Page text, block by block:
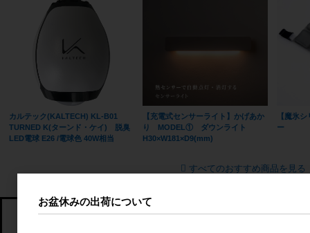
カルテック(KALTECH) KL-B01
TURNED K(ターンド・ケイ) 脱臭
LED電球 E26 /電球色 40W相当
【充電式センサーライト】かげあか
り MODEL① ダウンライト
H30×W181×D9(mm)
【魔氷
ー
すべてのおすすめ商品を見る
お盆休みの出荷について